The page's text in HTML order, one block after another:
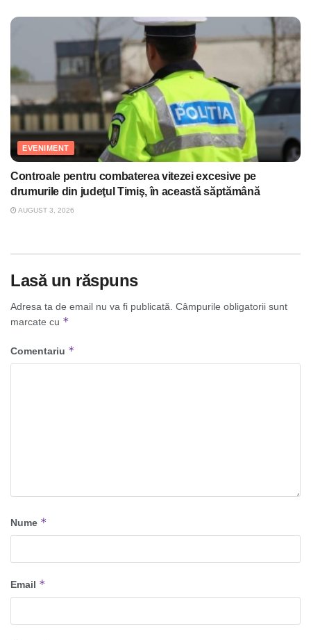
EVENIMENT
Controale pentru combaterea vitezei excesive pe
drumurile din judeţul Timiş, în această săptămână
AUGUST 3, 2026
Lasă un răspuns
Adresa ta de email nu va fi publicată. Câmpurile obligatorii sunt
marcate cu *
Comentariu *
Nume *
Email *